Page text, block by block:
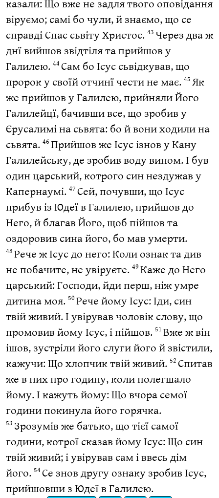
казали: Що вже не задля твого оповідання
віруємо; самі бо чули, й знаємо, що се
справді Спас сьвіту Христос. 43 Через два ж
днї вийшов звідтіля та прийшов у
Галилею. 44 Сам бо Ісус сьвідкував, що
пророк у своїй отчинї чести не має. 45 Як
же прийшов у Галилею, прийняли Його
Галилейцї, бачивши все, що зробив у
Єрусалимі на сьвята: бо й вони ходили на
сьвята. 46 Прийшов же Ісус ізнов у Кану
Галилейську, де зробив воду вином. І був
один царський, котрого син нездужав у
Капернаумі. 47 Сей, почувши, що Ісус
прибув із Юдеї в Галилею, прийшов до
Него, й благав Його, щоб пійшов та
оздоровив сина його, бо мав умерти.
48 Рече ж Ісус до него: Коли ознак та див
не побачите, не увіруєте. 49 Каже до Него
царський: Господи, йди перш, ніж умре
дитина моя. 50 Рече йому Ісус: Іди, син
твій живий. І увірував чоловік слову, що
промовив йому Ісус, і пійшов. 51 Вже ж він
ішов, зустріли його слуги його й звістили,
кажучи: Що хлопчик твій живий. 52 Спитав
же в них про годину, коли полегшало
йому. І кажуть йому: Що вчора семої
години покинула його горячка.
53 Зрозумів же батько, що тієї самої
години, котрої сказав йому Ісус: Що син
твій живий; і увірував сам і ввесь дім
його. 54 Се знов другу ознаку зробив Ісус,
прийшовши з Юдеї в Галилею.